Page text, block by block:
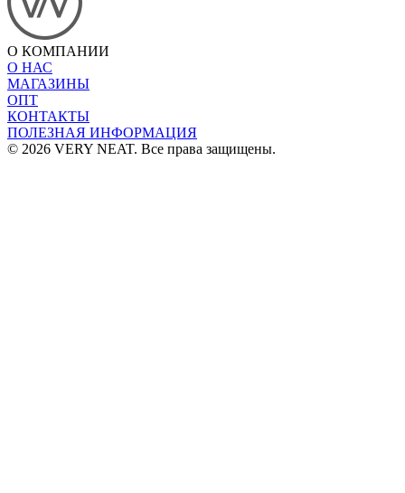
О КОМПАНИИ
О НАС
МАГАЗИНЫ
ОПТ
КОНТАКТЫ
ПОЛЕЗНАЯ ИНФОРМАЦИЯ
© 2026 VERY NEAT. Все права защищены.